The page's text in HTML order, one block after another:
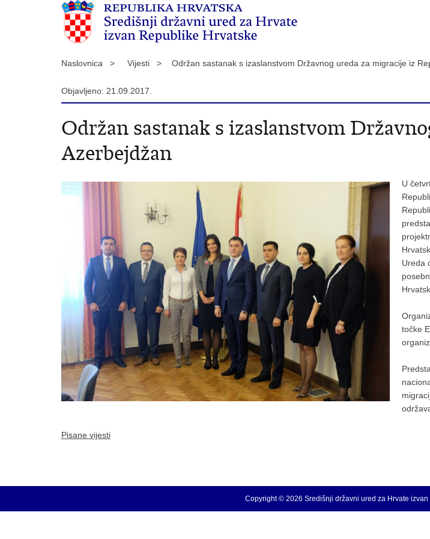
Naslovnica > Vijesti > Održan sastanak s izaslanstvom Državnog ureda za migracije iz
Objavljeno: 21.09.2017.
Održan sastanak s izaslanstvom
Azerbejdžan
U
Ureda
točke
Pisane vijesti
Copyright © 2026 Središnji državni ured za Hrvate